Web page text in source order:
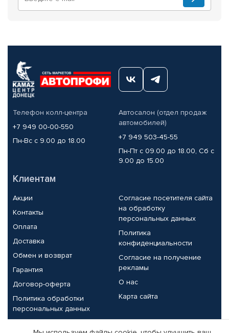
Телефон колл-центра
+7 949 00-00-550
Пн-Вс с 9.00 до 18.00
Автосалон (отдел продаж
автомобилей)
+7 949 503-45-55
Пн-Пт с 09.00 до 18.00, Сб с
9.00 до 15.00
Клиентам
Акции
Контакты
Оплата
Доставка
Обмен и возврат
Гарантия
Договор-оферта
Политика обработки
персональных данных
Согласие посетителя сайта
на обработку
персональных данных
Политика
конфиденциальности
Согласие на получение
рекламы
О нас
Карта сайта